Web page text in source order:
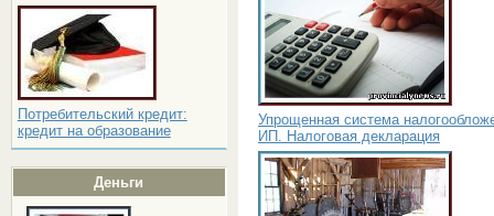
Потребительский кредит:
кредит на образование
Деньги
Упрощенная система
ИП. Налоговая декларация